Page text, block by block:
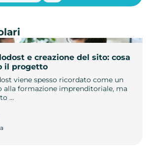
e creazione del sito: cosa
il progetto
viene spesso ricordato come un
alla formazione imprenditoriale, ma
…